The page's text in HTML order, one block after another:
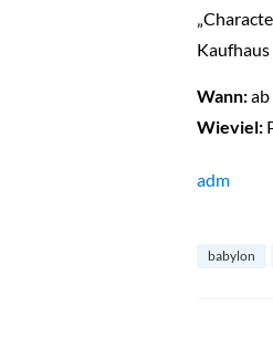
Wann:
Wieviel:
adm
babylon